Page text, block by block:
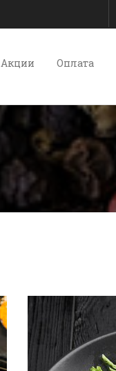
Акции Оплата